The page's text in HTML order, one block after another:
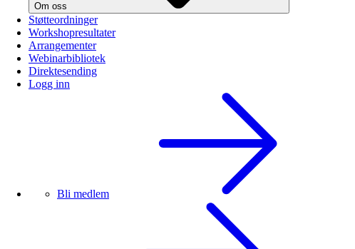
Om oss
Støtteordninger
Workshopresultater
Arrangementer
Webinarbibliotek
Direktesending
Logg inn
Bli medlem